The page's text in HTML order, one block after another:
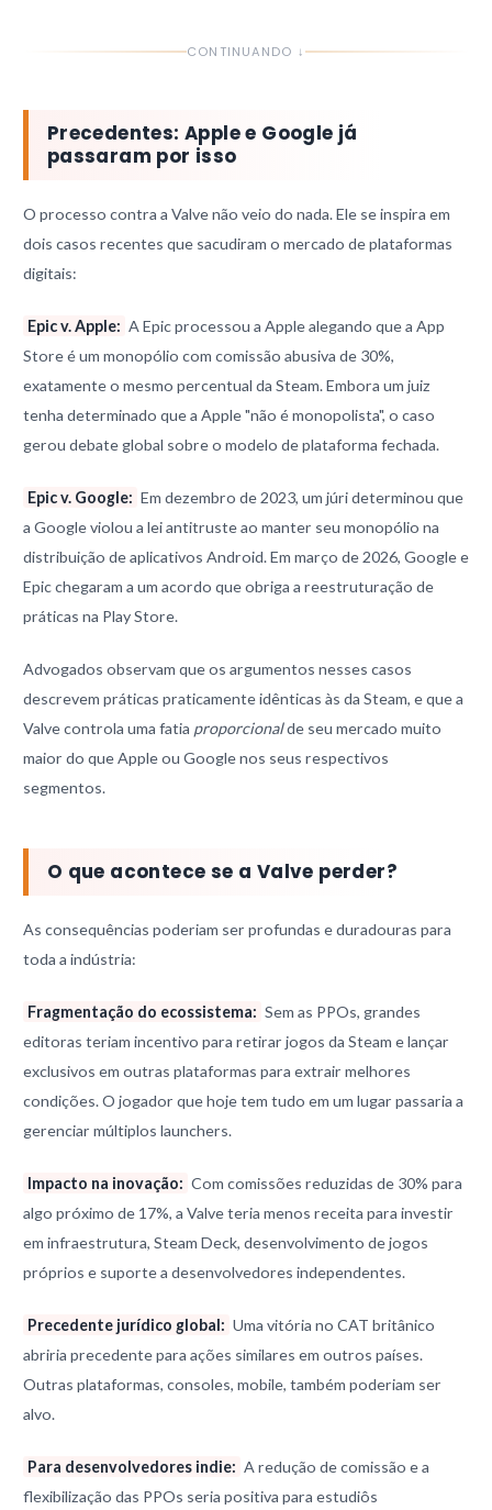
CONTINUANDO ↓
Precedentes: Apple e Google já
passaram por isso
O processo contra a Valve não veio do nada. Ele se inspira em
dois casos recentes que sacudiram o mercado de plataformas
digitais:
Epic v. Apple: A Epic processou a Apple alegando que a App
Store é um monopólio com comissão abusiva de 30%,
exatamente o mesmo percentual da Steam. Embora um juiz
tenha determinado que a Apple "não é monopolista", o caso
gerou debate global sobre o modelo de plataforma fechada.
Epic v. Google: Em dezembro de 2023, um júri determinou que
a Google violou a lei antitruste ao manter seu monopólio na
distribuição de aplicativos Android. Em março de 2026, Google e
Epic chegaram a um acordo que obriga a reestruturação de
práticas na Play Store.
Advogados observam que os argumentos nesses casos
descrevem práticas praticamente idênticas às da Steam, e que a
Valve controla uma fatia proporcionalde seu mercado muito
maior do que Apple ou Google nos seus respectivos
segmentos.
O que acontece se a Valve perder?
As consequências poderiam ser profundas e duradouras para
toda a indústria:
Fragmentação do ecossistema: Sem as PPOs, grandes
editoras teriam incentivo para retirar jogos da Steam e lançar
exclusivos em outras plataformas para extrair melhores
condições. O jogador que hoje tem tudo em um lugar passaria a
gerenciar múltiplos launchers.
Impacto na inovação: Com comissões reduzidas de 30% para
algo próximo de 17%, a Valve teria menos receita para investir
em infraestrutura, Steam Deck, desenvolvimento de jogos
próprios e suporte a desenvolvedores independentes.
Precedente jurídico global: Uma vitória no CAT britânico
abriria precedente para ações similares em outros países.
Outras plataformas, consoles, mobile, também poderiam ser
alvo.
Para desenvolvedores indie: A redução de comissão e a
flexibilização das PPOs seria positiva para estudiôs